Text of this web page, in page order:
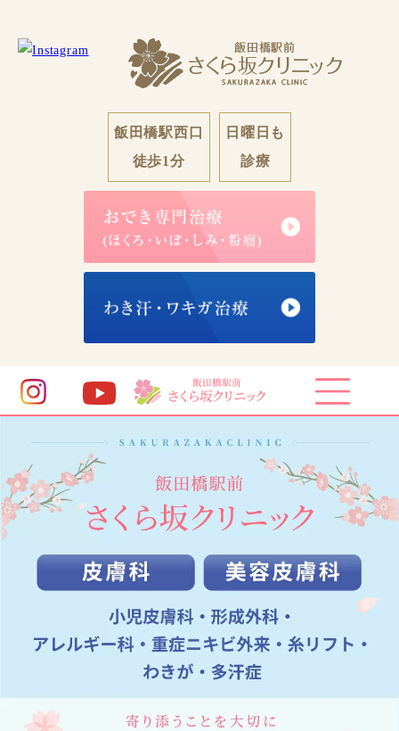
飯田橋駅西口
徒歩1分
日曜日も
診療